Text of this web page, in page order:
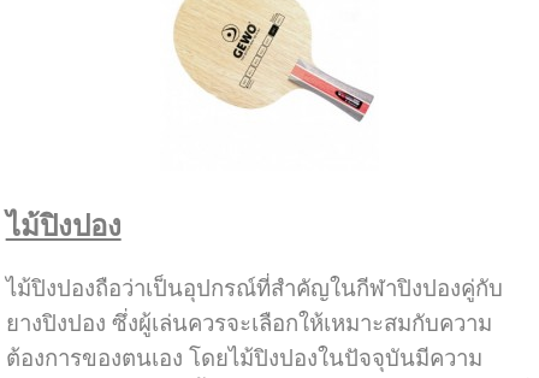
ไม้ปิงปอง
ไม้ปิงปองถือว่าเป็นอุปกรณ์ที่สำคัญในกีฬาปิงปองคู่กับ
ยางปิงปอง ซึ่งผู้เล่นควรจะเลือกให้เหมาะสมกับความ
ต้องการของตนเอง โดยไม้ปิงปองในปัจจุบันมีความ